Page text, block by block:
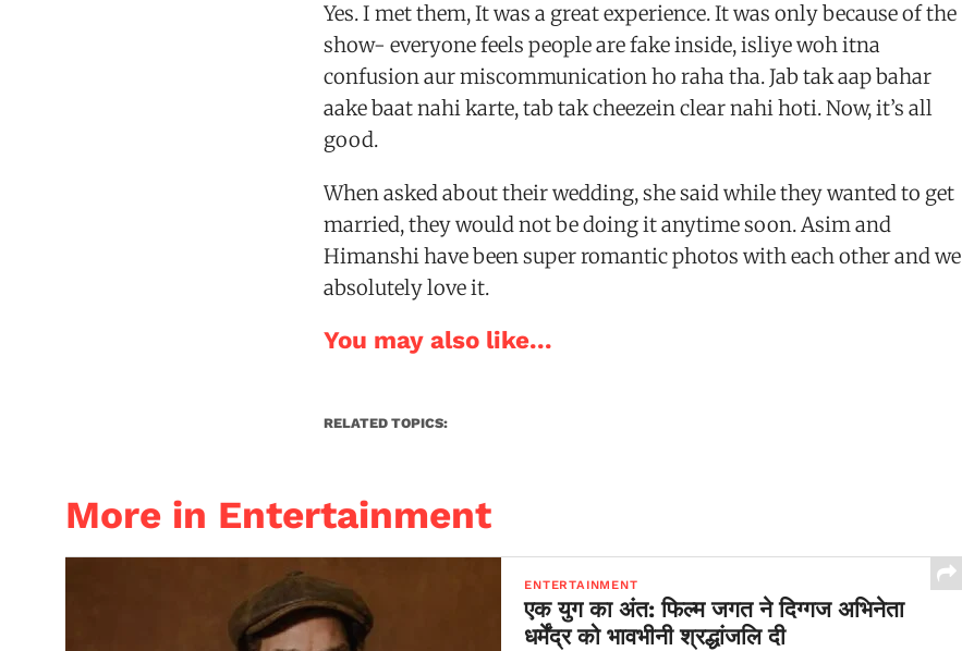
Yes. I met them, It was a great experience. It was only because of the
show- everyone feels people are fake inside, isliye woh itna
confusion aur miscommunication ho raha tha. Jab tak aap bahar
aake baat nahi karte, tab tak cheezein clear nahi hoti. Now, it’s all
good.
When asked about their wedding, she said while they wanted to get
married, they would not be doing it anytime soon. Asim and
Himanshi have been super romantic photos with each other and we
absolutely love it.
You may also like...
RELATED TOPICS:
More in Entertainment
ENTERTAINMENT
एक युग का अंत: फिल्म जगत ने दिग्गज अभिनेता
धर्मेंद्र को भावभीनी श्रद्धांजलि दी